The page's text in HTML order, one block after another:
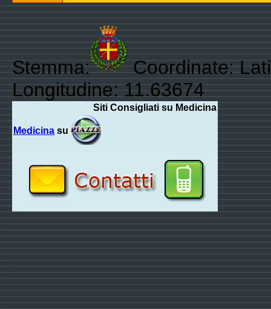
Stemma:
Coordinate:
Longitudine: 11.63674
Siti Consigliati su Medicina
Medicina su